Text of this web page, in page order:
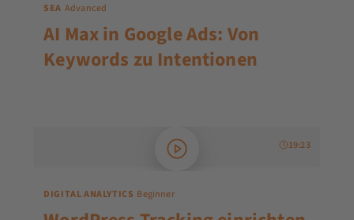
SEA Advanced
AI Max in Google Ads: Von
Keywords zu Intentionen
19:23
DIGITAL ANALYTICS Beginner